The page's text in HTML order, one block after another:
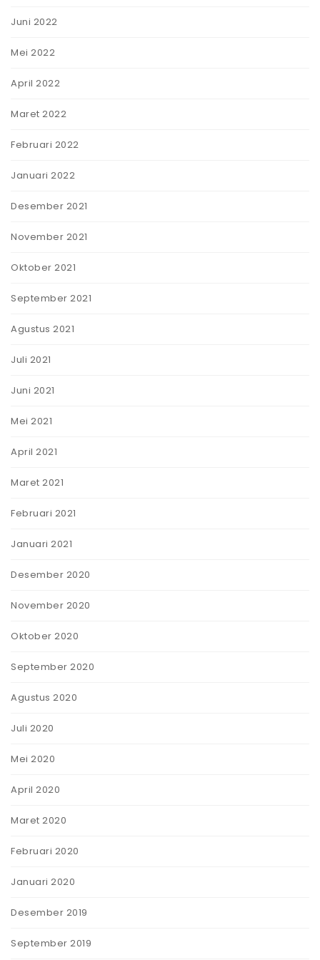
Juni 2022
Mei 2022
April 2022
Maret 2022
Februari 2022
Januari 2022
Desember 2021
November 2021
Oktober 2021
September 2021
Agustus 2021
Juli 2021
Juni 2021
Mei 2021
April 2021
Maret 2021
Februari 2021
Januari 2021
Desember 2020
November 2020
Oktober 2020
September 2020
Agustus 2020
Juli 2020
Mei 2020
April 2020
Maret 2020
Februari 2020
Januari 2020
Desember 2019
September 2019